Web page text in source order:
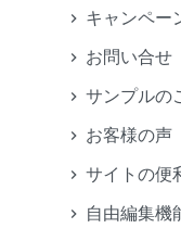
キャンペー
お問い合せ
サンプルの
お客様の声
サイトの便
自由編集機